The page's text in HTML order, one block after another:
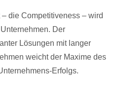
die Competitiveness – wird
Der
Lösungen mit langer
weicht der Maxime des
Erfolgs.